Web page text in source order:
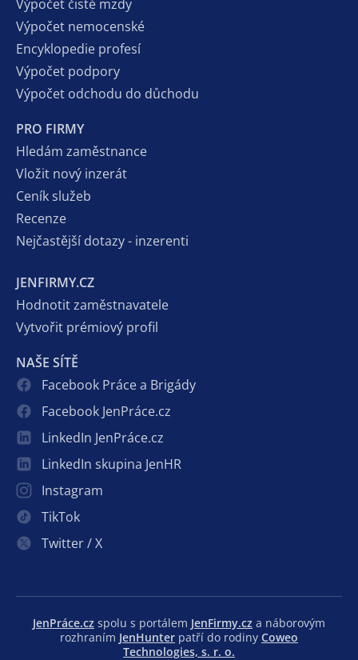
Výpočet čisté mzdy
Výpočet nemocenské
Encyklopedie profesí
Výpočet podpory
Výpočet odchodu do důchodu
PRO FIRMY
Hledám zaměstnance
Vložit nový inzerát
Ceník služeb
Recenze
Nejčastější dotazy - inzerenti
JENFIRMY.CZ
Hodnotit zaměstnavatele
Vytvořit prémiový profil
NAŠE SÍTĚ
Facebook Práce a Brigády
Facebook JenPráce.cz
LinkedIn JenPráce.cz
LinkedIn skupina JenHR
Instagram
TikTok
Twitter / X
JenPráce.cz spolu s portálem JenFirmy.cz a náborovým
rozhraním JenHunter patří do rodiny Coweo
Technologies, s. r. o.